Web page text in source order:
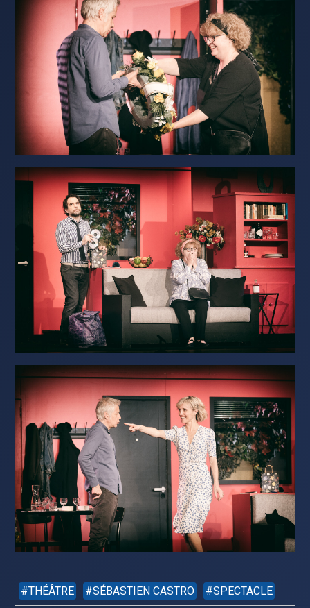
THÉÂTRE SÉBASTIEN CASTRO SPECTACLE